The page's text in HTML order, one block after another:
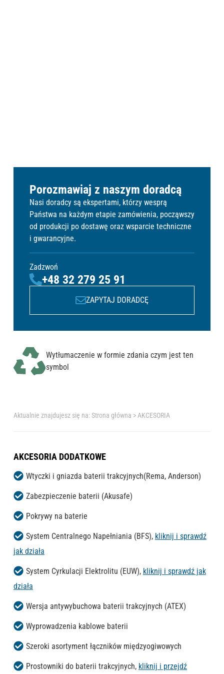
Aktualnie znajdujesz się na:Strona główna > AKCESORIA
AKCESORIADODATKOWE
Wtyczki i gniazda baterii trakcyjnych(Rema, Anderson)
Zabezpieczenie baterii (Akusafe)
Pokrywy na baterie
System Centralnego Napełniania (BFS), kliknij i sprawdź
jak działa
System Cyrkulacji Elektrolitu (EUW), kliknij i sprawdź jak
działa
Wersja antywybuchowa baterii trakcyjnych (ATEX)
Wyprowadzenia kablowe baterii
Szeroki asortyment łączników międzyogiwowych
Prostowniki do baterii trakcyjnych, kliknij i przejdź
Porozmawiaj z naszym doradcą
Nasi doradcy są ekspertami, którzy wesprą
Państwa na każdym etapie zamówienia, począwszy
od produkcji po dostawę oraz wsparcie techniczne
i gwarancyjne.
Zadzwoń
+48 32 279 25 91
ZAPYTAJ DORADCĘ
Wytłumaczenie w formie zdania czym jest ten
symbol